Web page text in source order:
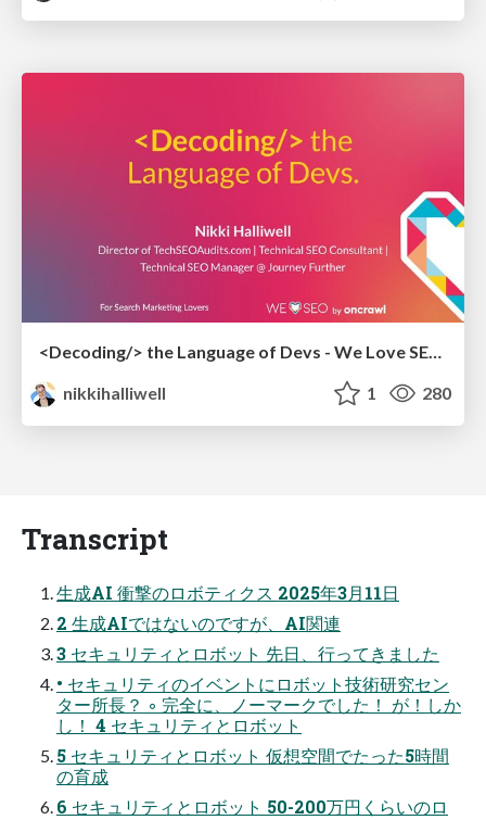
nikkihalliwell
1 280
Transcript
生成AI 衝撃のロボティクス 2025年3⽉11⽇
2 生成AIではないのですが、AI関連
3 セキュリティとロボット 先日、行ってきました
• セキュリティのイベントにロボット技術研究セン
ター所長？ ◦ 完全に、ノーマークでした！ が！しか
し！ 4 セキュリティとロボット
5 セキュリティとロボット 仮想空間でたった5時間
の育成
6 セキュリティとロボット 50-200万円くらいのロ